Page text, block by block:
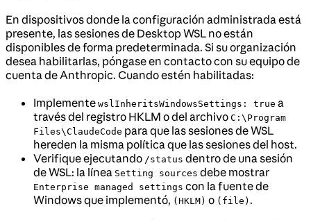
En dispositivos donde la configuración administrada está
presente, las sesiones de Desktop WSL no están
disponibles de forma predeterminada. Si su organización
desea habilitarlas, póngase en contacto con su equipo de
cuenta de Anthropic. Cuando estén habilitadas:
Implemente wslInheritsWindowsSettings: true a
través del registro HKLM o del archivo C:\Program
Files\ClaudeCode para que las sesiones de WSL
hereden la misma política que las sesiones del host.
Verifique ejecutando /status dentro de una sesión
de WSL: la línea Setting sources debe mostrar
Enterprise managed settings con la fuente de
Windows que implementó, (HKLM) o (file) .